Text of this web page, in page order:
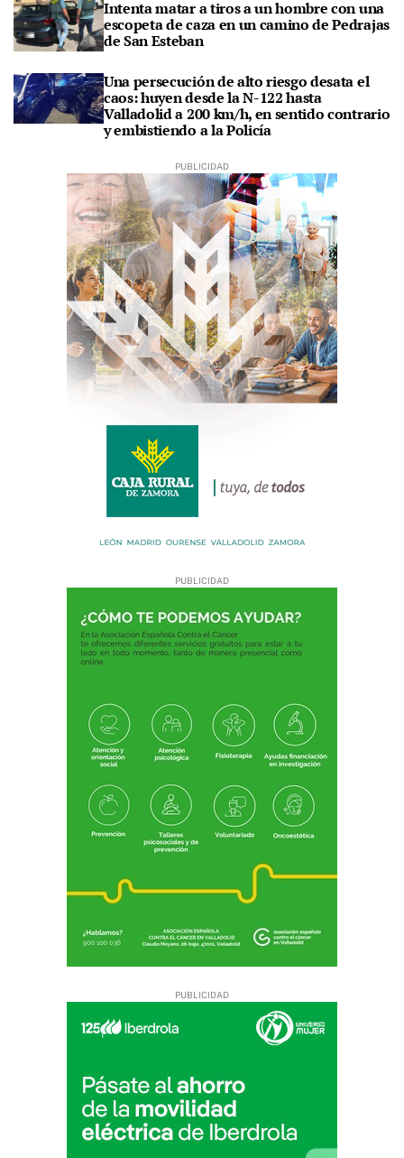
Intenta matar a tiros a un hombre con una
escopeta de caza en un camino de Pedrajas
de San Esteban
Una persecución de alto riesgo desata el
caos: huyen desde la N-122 hasta
Valladolid a 200 km/h, en sentido contrario
y embistiendo a la Policía